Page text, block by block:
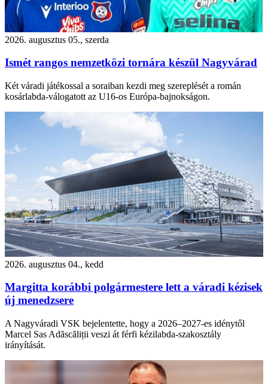
2026. augusztus 05., szerda
Ismét rangos nemzetközi tornára készül Nagyvárad
Két váradi játékossal a soraiban kezdi meg szereplését a román
kosárlabda-válogatott az U16-os Európa-bajnokságon.
2026. augusztus 04., kedd
Margitta korábbi polgármestere lett a váradi kézisek
új menedzsere
A Nagyváradi VSK bejelentette, hogy a 2026–2027-es idénytől
Marcel Sas Adăscăliții veszi át férfi kézilabda-szakosztály
irányítását.